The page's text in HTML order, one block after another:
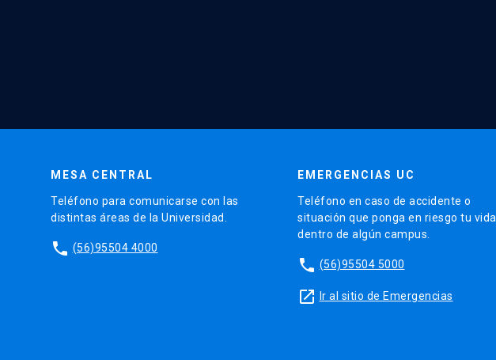
MESA CENTRAL
Teléfono para comunicarse con las
distintas áreas de la Universidad.
phone (56)95504 4000
EMERGENCIAS UC
Teléfono en caso de accidente o
situación que ponga en riesgo tu vida
dentro de algún campus.
phone (56)95504 5000
launch Ir al sitio de Emergencias